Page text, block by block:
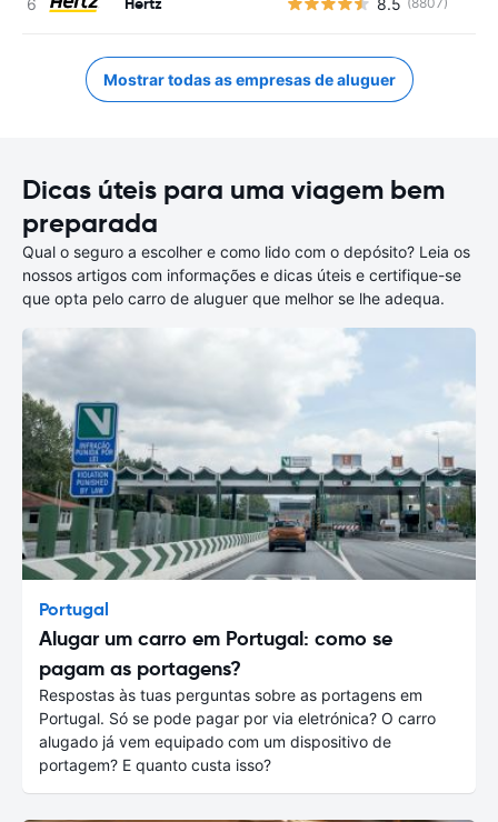
Mostrar todas as empresas de aluguer
Dicas úteis para uma viagem bem
preparada
Qual o seguro a escolher e como lido com o depósito? Leia os
nossos artigos com informações e dicas úteis e certifique-se
que opta pelo carro de aluguer que melhor se lhe adequa.
Portugal
Alugar um carro em Portugal: como se
pagam as portagens?
Respostas às tuas perguntas sobre as portagens em
Portugal. Só se pode pagar por via eletrónica? O carro
alugado já vem equipado com um dispositivo de
portagem? E quanto custa isso?